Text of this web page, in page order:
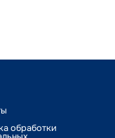
обработки